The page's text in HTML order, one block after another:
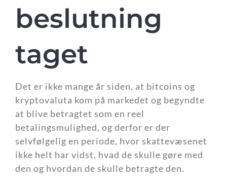
beslutning
taget
Det er ikke mange år siden, at bitcoins og
kryptovaluta kom på markedet og begyndte
at blive betragtet som en reel
betalingsmulighed, og derfor er der
selvfølgelig en periode, hvor skattevæsenet
ikke helt har vidst, hvad de skulle gøre med
den og hvordan de skulle betragte den.